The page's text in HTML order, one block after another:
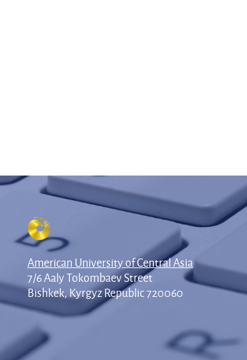
American University of Central Asia
7/6 Aaly Tokombaev Street
Bishkek, Kyrgyz Republic 720060